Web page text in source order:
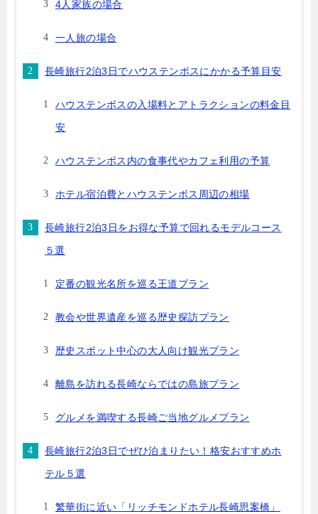
4人家族の場合
一人旅の場合
長崎旅行2泊3日でハウステンボスにかかる予算目安
ハウステンボスの入場料とアトラクションの料金目
安
ハウステンボス内の食事代やカフェ利用の予算
ホテル宿泊費とハウステンボス周辺の相場
長崎旅行2泊3日をお得な予算で回れるモデルコース
５選
定番の観光名所を巡る王道プラン
教会や世界遺産を巡る歴史探訪プラン
歴史スポット中心の大人向け観光プラン
離島を訪れる長崎ならではの島旅プラン
グルメを満喫する長崎ご当地グルメプラン
長崎旅行2泊3日でぜひ泊まりたい！格安おすすめホ
テル５選
繁華街に近い「リッチモンドホテル長崎思案橋」